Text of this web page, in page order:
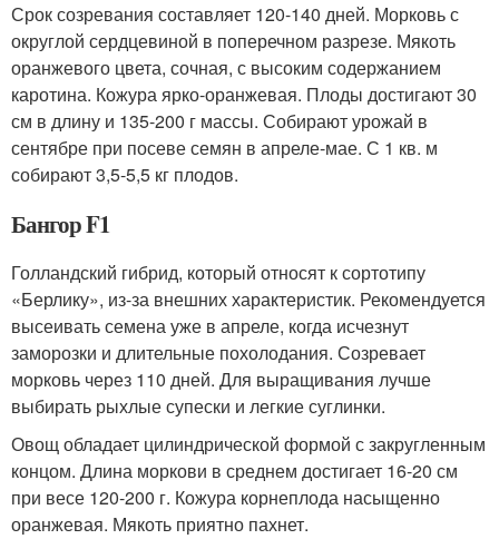
Срок созревания составляет 120-140 дней. Морковь с
округлой сердцевиной в поперечном разрезе. Мякоть
оранжевого цвета, сочная, с высоким содержанием
каротина. Кожура ярко-оранжевая. Плоды достигают 30
см в длину и 135-200 г массы. Собирают урожай в
сентябре при посеве семян в апреле-мае. С 1 кв. м
собирают 3,5-5,5 кг плодов.
Бангор F1
Голландский гибрид, который относят к сортотипу
«Берлику», из-за внешних характеристик. Рекомендуется
высеивать семена уже в апреле, когда исчезнут
заморозки и длительные похолодания. Созревает
морковь через 110 дней. Для выращивания лучше
выбирать рыхлые супески и легкие суглинки.
Овощ обладает цилиндрической формой с закругленным
концом. Длина моркови в среднем достигает 16-20 см
при весе 120-200 г. Кожура корнеплода насыщенно
оранжевая. Мякоть приятно пахнет.